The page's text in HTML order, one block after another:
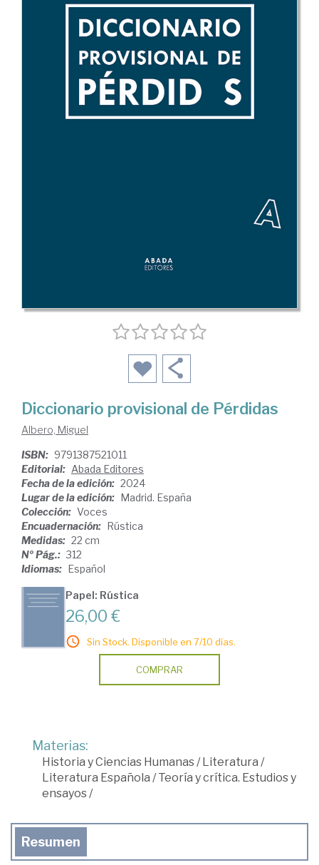
Diccionario provisional de Pérdidas
Albero, Miguel
ISBN: 9791387521011
Editorial: Abada Editores
Fecha de la edición: 2024
Lugar de la edición: Madrid. España
Colección: Voces
Encuadernación: Rústica
Medidas: 22 cm
Nº Pág.: 312
Idiomas: Español
Papel: Rústica
26,00 €
Sin Stock. Disponible en 7/10 días.
COMPRAR
Materias:
Historia y Ciencias Humanas/ Literatura /
Literatura Española /Teoría y crítica. Estudios y
ensayos/
Resumen